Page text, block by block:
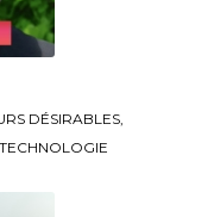
DÉSIRABLES,
TECHNOLOGIE